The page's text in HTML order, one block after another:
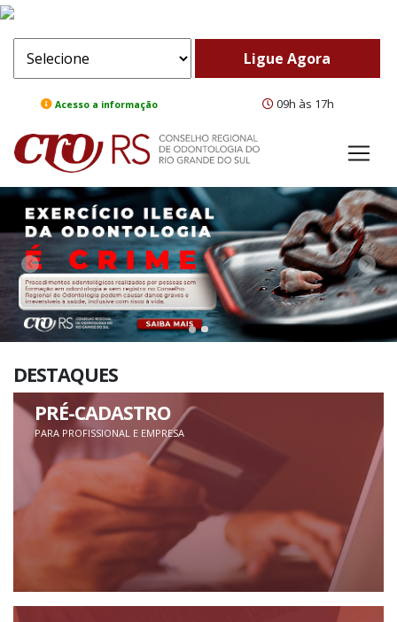
Acesso a informação 09h às 17h
ComeBack
DESTAQUES
PRÉ-CADASTRO
PARA PROFISSIONAL E EMPRESA